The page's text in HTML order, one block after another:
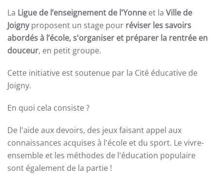
La Ligue de l’enseignement de l'Yonne et la Ville de
Joignyproposent un stage pour réviser les savoirs
abordés à l’école, s'organiser et préparer la rentrée en
douceur, en petit groupe.
Cette initiative est soutenue par la Cité éducative de
Joigny.
En quoi cela consiste ?
De l'aide aux devoirs, des jeux faisant appel aux
connaissances acquises à l'école et du sport. Le vivre-
ensemble et les méthodes de l'éducation populaire
sont également de la partie !